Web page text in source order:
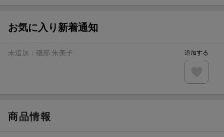
ト山分け
エントリー＆3,000円以上購入で無料データSIM（3GB/月プ
楽天モバイル紹介キャンペーンの拡散で300円OFFクーポン
お気に入り新着通知
未追加： 磯部 朱美子 追加する
商品情報